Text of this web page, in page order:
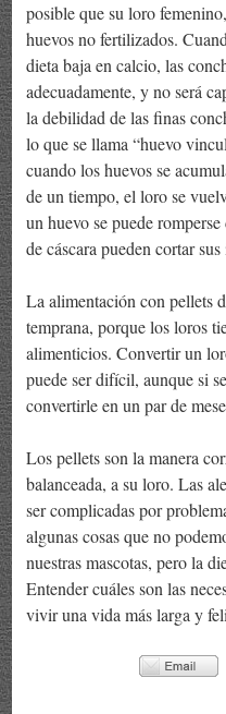
posible que su loro
huevos no fertilizados.
dieta baja en calcio, las
adecuadamente, y no será
la debilidad de las finas
lo que se llama “huevo
cuando los huevos se
de un tiempo, el loro se
un huevo se puede
de cáscara pueden cortar
La alimentación con pellets
temprana, porque los loros
alimenticios. Convertir un
puede ser difícil, aunque si
convertirle en un par de
Los pellets son la manera
balanceada, a su loro. Las
ser complicadas por
algunas cosas que no
nuestras mascotas, pero la
Entender cuáles son las
vivir una vida más larga y